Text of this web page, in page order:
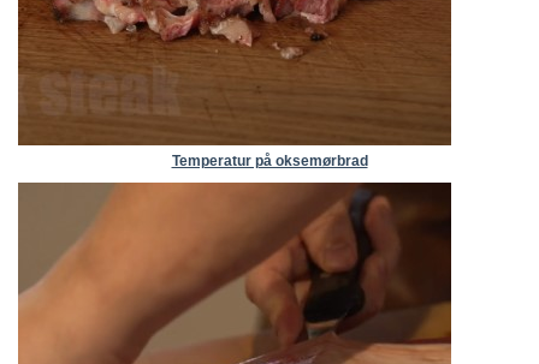
Temperatur på oksemørbrad